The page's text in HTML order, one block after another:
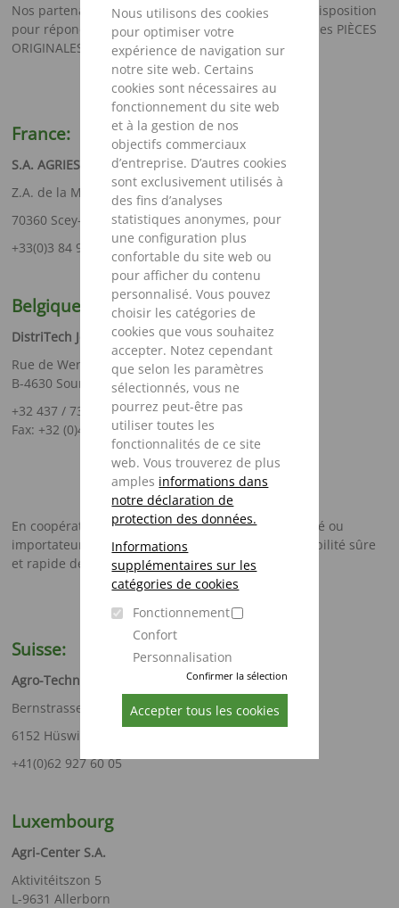
Nous utilisons des cookies
pour optimiser votre
expérience de navigation sur
notre site web. Certains
cookies sont nécessaires au
fonctionnement du site web
et à la gestion de nos
objectifs commerciaux
d’entreprise. D’autres cookies
sont exclusivement utilisés à
des fins d’analyses
statistiques anonymes, pour
une configuration plus
confortable du site web ou
pour afficher du contenu
personnalisé. Vous pouvez
choisir les catégories de
cookies que vous souhaitez
accepter. Notez cependant
que selon les paramètres
sélectionnés, vous ne
pourrez peut-être pas
utiliser toutes les
fonctionnalités de ce site
web. Vous trouverez de plus
amples informations dans
notre déclaration de
protection des données.
Informations
supplémentaires sur les
catégories de cookies
Fonctionnement
Confort
Personnalisation
Confirmer la sélection
Accepter tous les cookies
Nos partenaires commerciaux locaux sont à votre disposition
pour répondre à toutes vos demandes concernant les PIÈCES
ORIGINALES STRAUTMANN.
France:
S.A. AGRIEST
Z.A. de la Maze
70360 Scey-sur-Saône - FRANCE
+33(0)3 84 92 76 76
Belgique
DistriTech Joskin
Rue de Wergifosse 39
B-4630 Soumagne
+32 437 / 735 45
Fax: +32 (0)437 / 710 15
En coopération avec votre concessionnaire previligié ou
importateur Strautmann, nous assurons la disponibilité sûre
et rapide des pièces de rechange.
Suisse:
Agro-Technik Zulliger GmbH
Bernstrasse 13c
6152 Hüswil / LU
+41(0)62 927 60 05
Luxembourg
Agri-Center S.A.
Aktivitéitszon 5
L-9631 Allerborn